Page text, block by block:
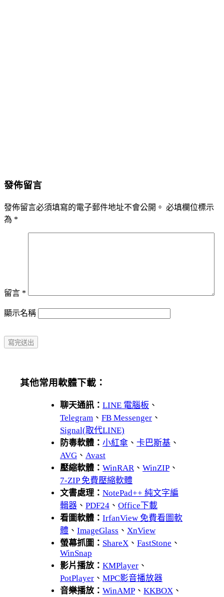
發佈留言
發佈留言必須填寫的電子郵件地址不會公開。 必填欄位標示
為 *
留言 *
顯示名稱
其他常用軟體下載：
聊天通訊： LINE 電腦板 、
Telegram 、 FB Messenger 、
Signal(取代LINE)
防毒軟體： 小紅傘 、 卡巴斯基 、
AVG 、 Avast
壓縮軟體： WinRAR、 WinZIP 、
7-ZIP 免費壓縮軟體
文書處理： NotePad++ 純文字編
輯器 、 PDF24 、 Office下載
看圖軟體： IrfanView 免費看圖軟
體 、 ImageGlass 、 XnView
螢幕抓圖： ShareX 、 FastStone 、
WinSnap
影片播放： KMPlayer 、
PotPlayer 、 MPC影音播放器
音樂播放： WinAMP 、 KKBOX 、